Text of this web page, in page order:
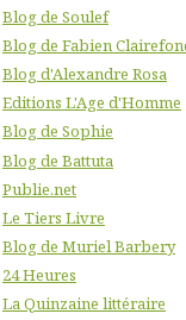
Blog de Soulef
Blog de Fabien
Blog d'Alexandre Rosa
Editions L'Age d'Homme
Blog de Sophie
Blog de Battuta
Publie.net
Le Tiers Livre
Blog de Muriel Barbery
24 Heures
La Quinzaine littéraire